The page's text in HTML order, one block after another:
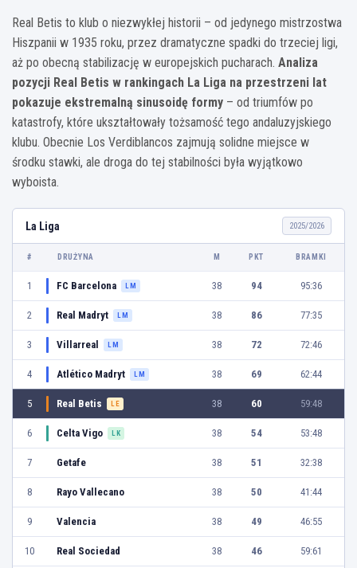
Real Betis to klub o niezwykłej historii – od jedynego mistrzostwa
Hiszpanii w 1935 roku, przez dramatyczne spadki do trzeciej ligi,
aż po obecną stabilizację w europejskich pucharach. Analiza
pozycji Real Betis w rankingach La Liga na przestrzeni lat
pokazuje ekstremalną sinusoidę formy – od triumfów po
katastrofy, które ukształtowały tożsamość tego andaluzyjskiego
klubu. Obecnie Los Verdiblancos zajmują solidne miejsce w
środku stawki, ale droga do tej stabilności była wyjątkowo
wyboista.
La Liga 2025/2026
# DRUŻYNA M PKT BRAMKI
1 FC Barcelona LM 38 94 95:36
2 Real Madryt LM 38 86 77:35
3 Villarreal LM 38 72 72:46
4 Atlético Madryt LM 38 69 62:44
5 Real Betis LE 38 60 59:48
6 Celta Vigo LK 38 54 53:48
7 Getafe 38 51 32:38
8 Rayo Vallecano 38 50 41:44
9 Valencia 38 49 46:55
10 Real Sociedad 38 46 59:61